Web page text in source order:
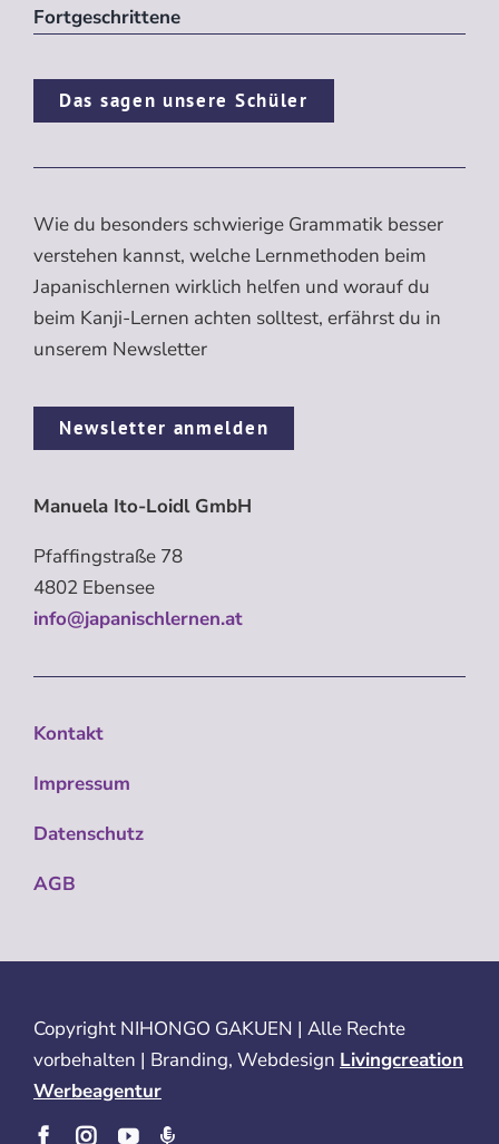
Fortgeschrittene
Das sagen unsere Schüler
Wie du besonders schwierige Grammatik besser
verstehen kannst, welche Lernmethoden beim
Japanischlernen wirklich helfen und worauf du
beim Kanji-Lernen achten solltest, erfährst du in
unserem Newsletter
Newsletter anmelden
Manuela Ito-Loidl GmbH
Pfaffingstraße 78
4802 Ebensee
info@japanischlernen.at
Kontakt
Impressum
Datenschutz
AGB
Copyright NIHONGO GAKUEN | Alle Rechte
vorbehalten | Branding, Webdesign Livingcreation
Werbeagentur